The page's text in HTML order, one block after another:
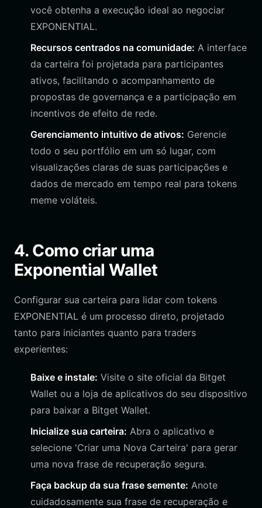
você obtenha a execução ideal ao negociar
EXPONENTIAL.
Recursos centrados na comunidade: A interface
da carteira foi projetada para participantes
ativos, facilitando o acompanhamento de
propostas de governança e a participação em
incentivos de efeito de rede.
Gerenciamento intuitivo de ativos: Gerencie
todo o seu portfólio em um só lugar, com
visualizações claras de suas participações e
dados de mercado em tempo real para tokens
meme voláteis.
4. Como criar uma
Exponential Wallet
Configurar sua carteira para lidar com tokens
EXPONENTIAL é um processo direto, projetado
tanto para iniciantes quanto para traders
experientes:
Baixe e instale: Visite o site oficial da Bitget
Wallet ou a loja de aplicativos do seu dispositivo
para baixar a Bitget Wallet.
Inicialize sua carteira: Abra o aplicativo e
selecione 'Criar uma Nova Carteira' para gerar
uma nova frase de recuperação segura.
Faça backup da sua frase semente: Anote
cuidadosamente sua frase de recuperação e